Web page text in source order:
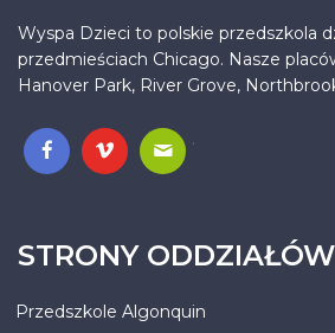
Wyspa Dzieci to polskie przedszkola
przedmieściach Chicago. Nasze
Hanover Park, River Grove,
.
STRONY ODDZIAŁÓW
Przedszkole Algonquin